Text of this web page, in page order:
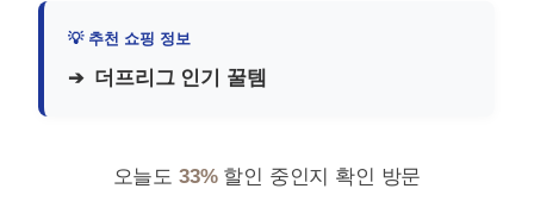
더프리그 인기 꿀템
오늘도 33%할인 중인지 확인 방문